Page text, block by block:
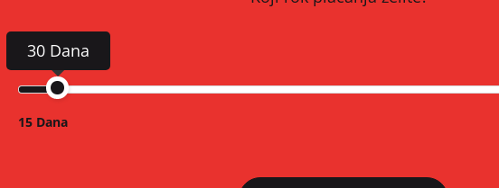
30 Dana
15 Dana